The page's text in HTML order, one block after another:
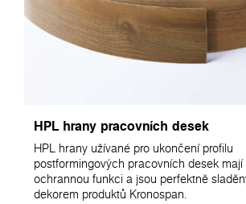
HPL hrany pracovních desek
HPL hrany užívané pro ukončení profilu
postformingových pracovních desek mají
ochrannou funkci a jsou perfektně
dekorem produktů Kronospan.